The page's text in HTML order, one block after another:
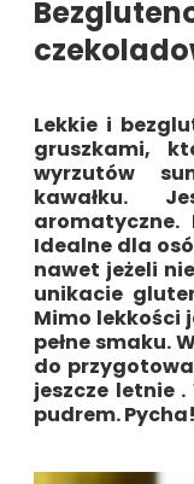
Lekkie i
gruszkami,
wyrzutów
kawałku.
aromatyczne.
Idealne dla
nawet jeżeli
unikacie
Mimo lekkości
pełne smaku.
do
jeszcze letnie
pudrem. Pycha!